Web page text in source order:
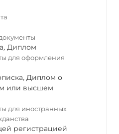
, Диплом
для оформления
, Диплом о
или высшем
для иностранных
регистрацией